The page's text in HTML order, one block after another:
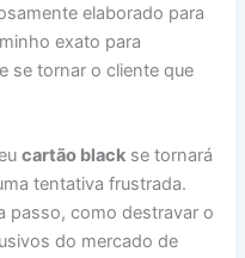
elaborado para
exato para
se tornar o cliente que
cartão black se tornará
tentativa frustrada.
passo, como destravar o
do mercado de